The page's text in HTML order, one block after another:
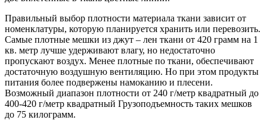
Правильный выбор плотности материала ткани зависит от
номенклатуры, которую планируется хранить или перевозить.
Самые плотные мешки из джут – лен ткани от 420 грамм на 1
кв. метр лучше удерживают влагу, но недостаточно
пропускают воздух. Менее плотные по ткани, обеспечивают
достаточную воздушную вентиляцию. Но при этом продукты
питания более подвержены намоканию и плесени.
Возможный диапазон плотности от 240 г/метр квадратный до
400-420 г/метр квадратный Грузоподъемность таких мешков
до 75 килограмм.